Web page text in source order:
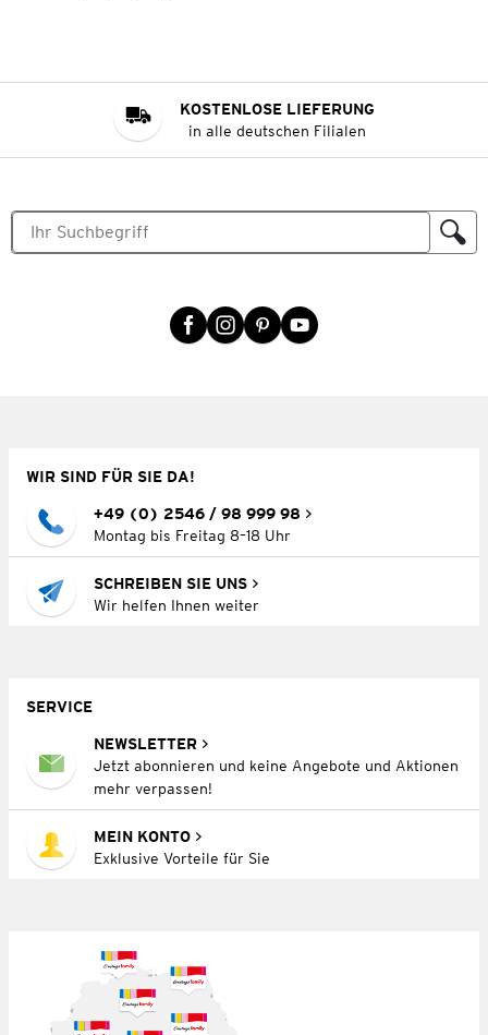
KOSTENLOSE LIEFERUNG
in alle deutschen Filialen
WIR SIND FÜR SIE DA!
+49 (0) 2546 / 98 999 98
Montag bis Freitag 8–18 Uhr
SCHREIBEN SIE UNS
Wir helfen Ihnen weiter
SERVICE
NEWSLETTER
Jetzt abonnieren und keine Angebote und Aktionen
mehr verpassen!
MEIN KONTO
Exklusive Vorteile für Sie